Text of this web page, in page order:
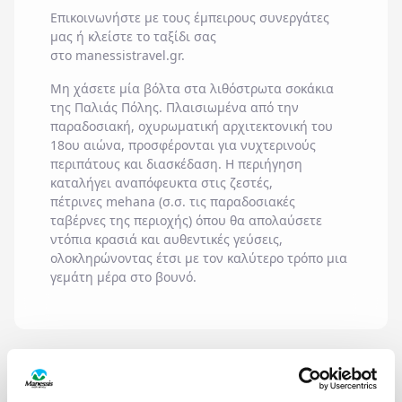
Επικοινωνήστε με τους έμπειρους συνεργάτες
μας ή κλείστε το ταξίδι σας
στο manessistravel.gr.
Μη χάσετε μία βόλτα στα λιθόστρωτα σοκάκια
της Παλιάς Πόλης. Πλαισιωμένα από την
παραδοσιακή, οχυρωματική αρχιτεκτονική του
18ου αιώνα, προσφέρονται για νυχτερινούς
περιπάτους και διασκέδαση. Η περιήγηση
καταλήγει αναπόφευκτα στις ζεστές,
πέτρινες mehana (σ.σ. τις παραδοσιακές
ταβέρνες της περιοχής) όπου θα απολαύσετε
ντόπια κρασιά και αυθεντικές γεύσεις,
ολοκληρώνοντας έτσι με τον καλύτερο τρόπο μια
γεμάτη μέρα στο βουνό.
ΙΔΑΝΙΚΟΣ ΠΡΟΟΡΙΣΜΟΣ ΓΙΑ